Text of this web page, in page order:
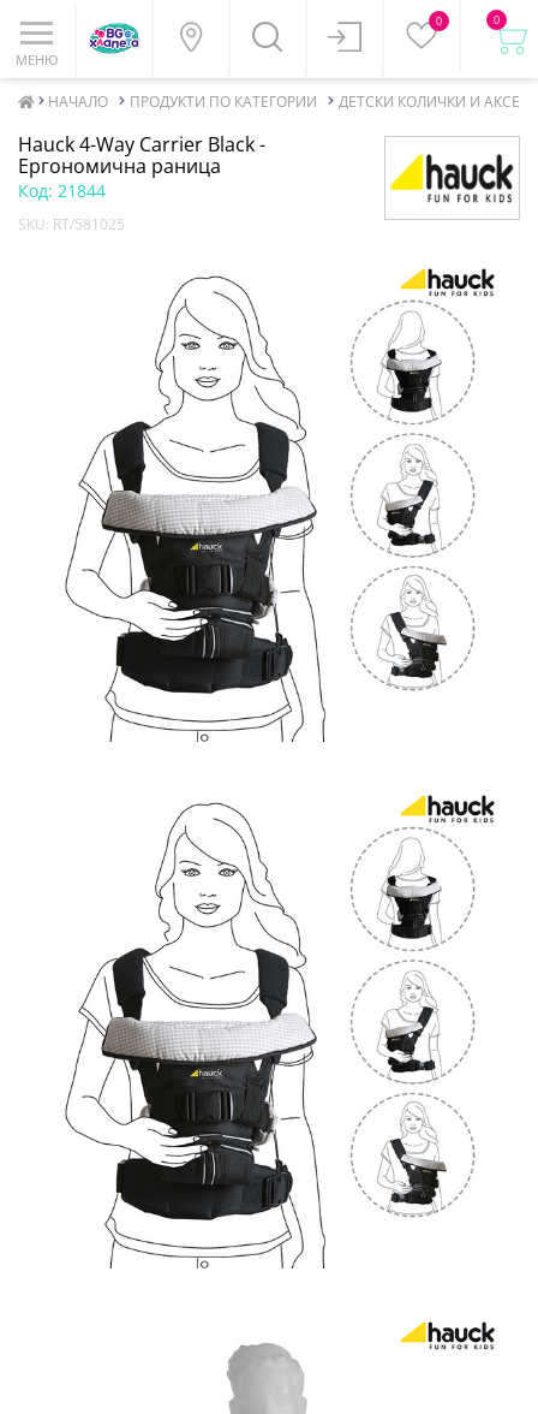
МЕНЮ
0 0
НАЧАЛО ПРОДУКТИ ПО КАТЕГОРИИ ДЕТСКИ КОЛИЧКИ И
Hauck 4-Way Carrier Black -
Ергономична раница
Код: 21844
SKU: RT/581025